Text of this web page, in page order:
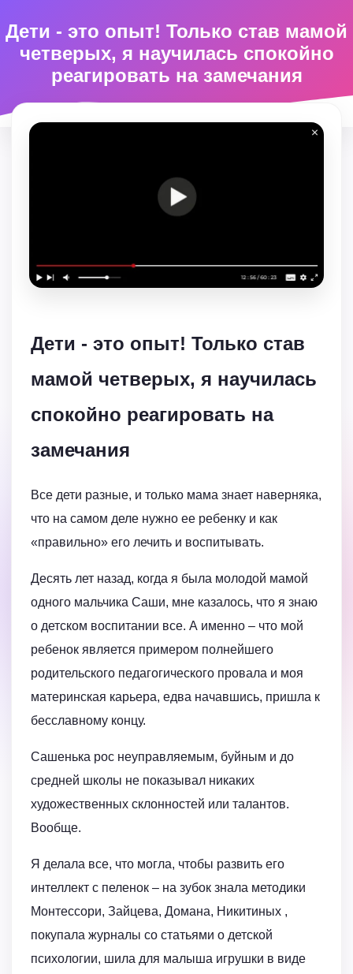
Дети - это опыт! Только став мамой
четверых, я научилась спокойно
реагировать на замечания
Дети - это опыт! Только став
мамой четверых, я научилась
спокойно реагировать на
замечания
Все дети разные, и только мама знает наверняка,
что на самом деле нужно ее ребенку и как
«правильно» его лечить и воспитывать.
Десять лет назад, когда я была молодой мамой
одного мальчика Саши, мне казалось, что я знаю
о детском воспитании все. А именно – что мой
ребенок является примером полнейшего
родительского педагогического провала и моя
материнская карьера, едва начавшись, пришла к
бесславному концу.
Сашенька рос неуправляемым, буйным и до
средней школы не показывал никаких
художественных склонностей или талантов.
Вообще.
Я делала все, что могла, чтобы развить его
интеллект с пеленок – на зубок знала методики
Монтессори, Зайцева, Домана, Никитиных ,
покупала журналы со статьями о детской
психологии, шила для малыша игрушки в виде